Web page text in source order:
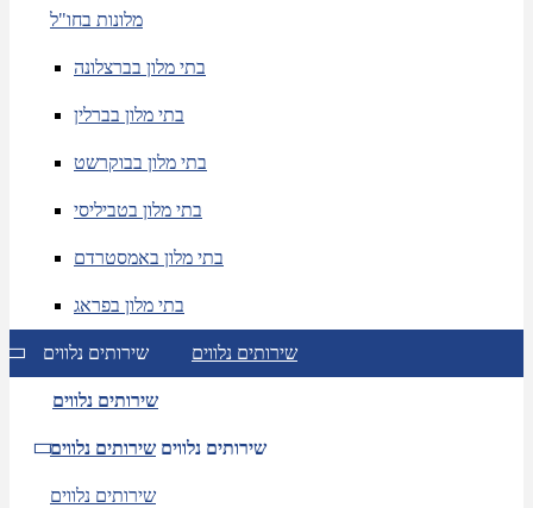
מלונות בחו"ל
בתי מלון בברצלונה
בתי מלון בברלין
בתי מלון בבוקרשט
בתי מלון בטביליסי
בתי מלון באמסטרדם
בתי מלון בפראג
שירותים נלווים שירותים נלווים
שירותים נלווים
שירותים נלווים שירותים נלווים
שירותים נלווים